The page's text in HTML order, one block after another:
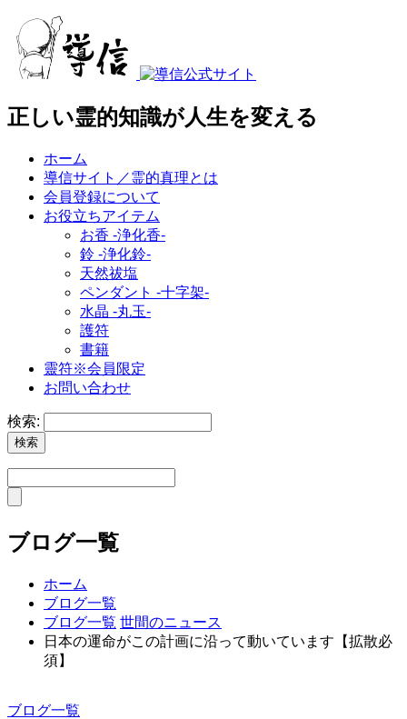
正しい霊的知識が人生を変える
ホーム
導信サイト／霊的真理とは
会員登録について
お役立ちアイテム
お香 ‐浄化香‐
鈴 ‐浄化鈴‐
天然祓塩
ペンダント -十字架-
水晶 -丸玉-
護符
書籍
靈符※会員限定
お問い合わせ
検索:
ブログ一覧
ホーム
ブログ一覧
ブログ一覧 世間のニュース
日本の運命がこの計画に沿って動いています【拡散必
須】
ブログ一覧